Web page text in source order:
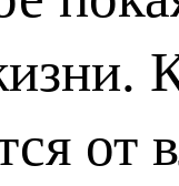
от